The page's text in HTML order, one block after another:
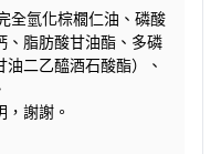
全氫化棕櫚仁油、磷酸
、脂肪酸甘油酯、多磷
二乙醯酒石酸酯）、
謝謝。